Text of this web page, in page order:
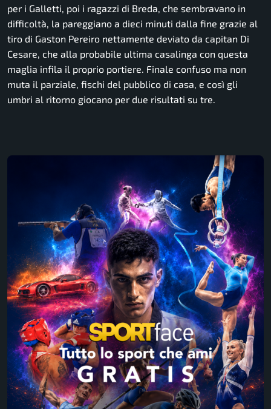
per i Galletti, poi i ragazzi di Breda, che sembravano in
difficoltà, la pareggiano a dieci minuti dalla fine grazie al
tiro di Gaston Pereiro nettamente deviato da capitan Di
Cesare, che alla probabile ultima casalinga con questa
maglia infila il proprio portiere. Finale confuso ma non
muta il parziale, fischi del pubblico di casa, e così gli
umbri al ritorno giocano per due risultati su tre.